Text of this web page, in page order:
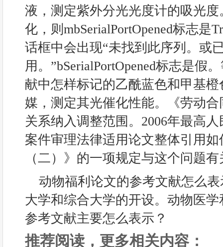
液，测定紫外分光光度计的吸光
化，则mbSerialPortOpened标志是
话框中会出现“未找到此序列。或
用。”bSerialPortOpened标志是假
献中怎样标记的乙酰蓝色和甲基
媒，测定其光催化性能。《劳动
关系纳入调整范围。2006年最高
案件审理法律适用论文整体引用
（二）》的一项规定与这个问题
动物福利论文的参考文献怎么
大学和综合大学的开设。动物医
参考文献主要怎么表示？
推荐阅读，更多相关内容：